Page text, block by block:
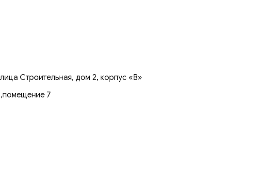
Строительная, дом 2, корпус «В»
7